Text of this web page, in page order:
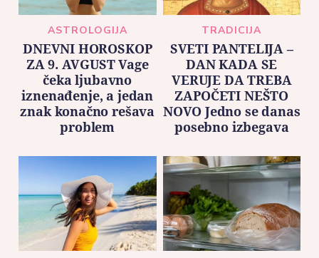
ASTROLOGIJA
DNEVNI HOROSKOP
ZA 9. AVGUST Vage
čeka ljubavno
iznenađenje, a jedan
znak konačno rešava
problem
TRADICIJA
SVETI PANTELIJA –
DAN KADA SE
VERUJE DA TREBA
ZAPOČETI NEŠTO
NOVO Jedno se danas
posebno izbegava